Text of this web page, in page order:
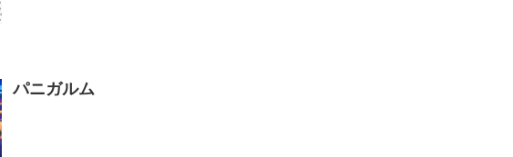
パニガルム